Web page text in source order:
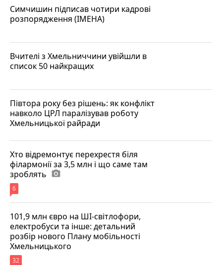
Симчишин підписав чотири кадрові
розпорядження (ІМЕНА)
Вчителі з Хмельниччини увійшли в
список 50 найкращих
Півтора року без рішень: як конфлікт
навколо ЦРЛ паралізував роботу
Хмельницької райради
Хто відремонтує перехрестя біля
філармонії за 3,5 млн і що саме там
зроблять photo_camera
6
101,9 млн євро на ШІ-світлофори,
електробуси та інше: детальний
розбір нового Плану мобільності
Хмельницького
32